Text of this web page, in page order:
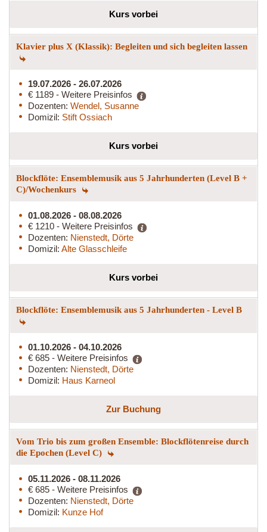
Kurs vorbei
Klavier plus X (Klassik): Begleiten und sich begleiten lassen
19.07.2026 - 26.07.2026
€ 1189 - Weitere Preisinfos
Dozenten: Wendel, Susanne
Domizil: Stift Ossiach
Kurs vorbei
Blockflöte: Ensemblemusik aus 5 Jahrhunderten (Level B +
C)/Wochenkurs
01.08.2026 - 08.08.2026
€ 1210 - Weitere Preisinfos
Dozenten: Nienstedt, Dörte
Domizil: Alte Glasschleife
Kurs vorbei
Blockflöte: Ensemblemusik aus 5 Jahrhunderten - Level B
01.10.2026 - 04.10.2026
€ 685 - Weitere Preisinfos
Dozenten: Nienstedt, Dörte
Domizil: Haus Karneol
Zur Buchung
Vom Trio bis zum großen Ensemble: Blockflötenreise durch
die Epochen (Level C)
05.11.2026 - 08.11.2026
€ 685 - Weitere Preisinfos
Dozenten: Nienstedt, Dörte
Domizil: Kunze Hof